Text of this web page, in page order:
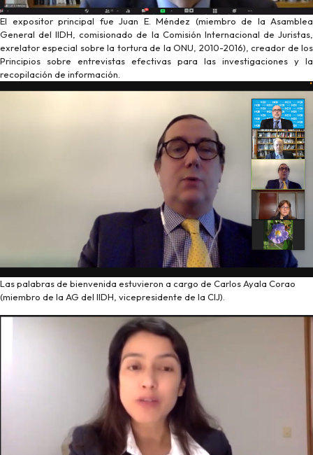
El expositor principal fue Juan E. Méndez (miembro de la Asamblea
General del IIDH, comisionado de la Comisión Internacional de Juristas,
exrelator especial sobre la tortura de la ONU, 2010-2016), creador de los
Principios sobre entrevistas efectivas para las investigaciones y la
recopilación de información.
Las palabras de bienvenida estuvieron a cargo de Carlos Ayala Corao
(miembro de la AG del IIDH, vicepresidente de la CIJ).